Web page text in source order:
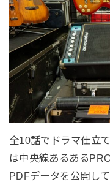
全10話でドラマ仕立
は中央線あるある
PDFデータを公開して